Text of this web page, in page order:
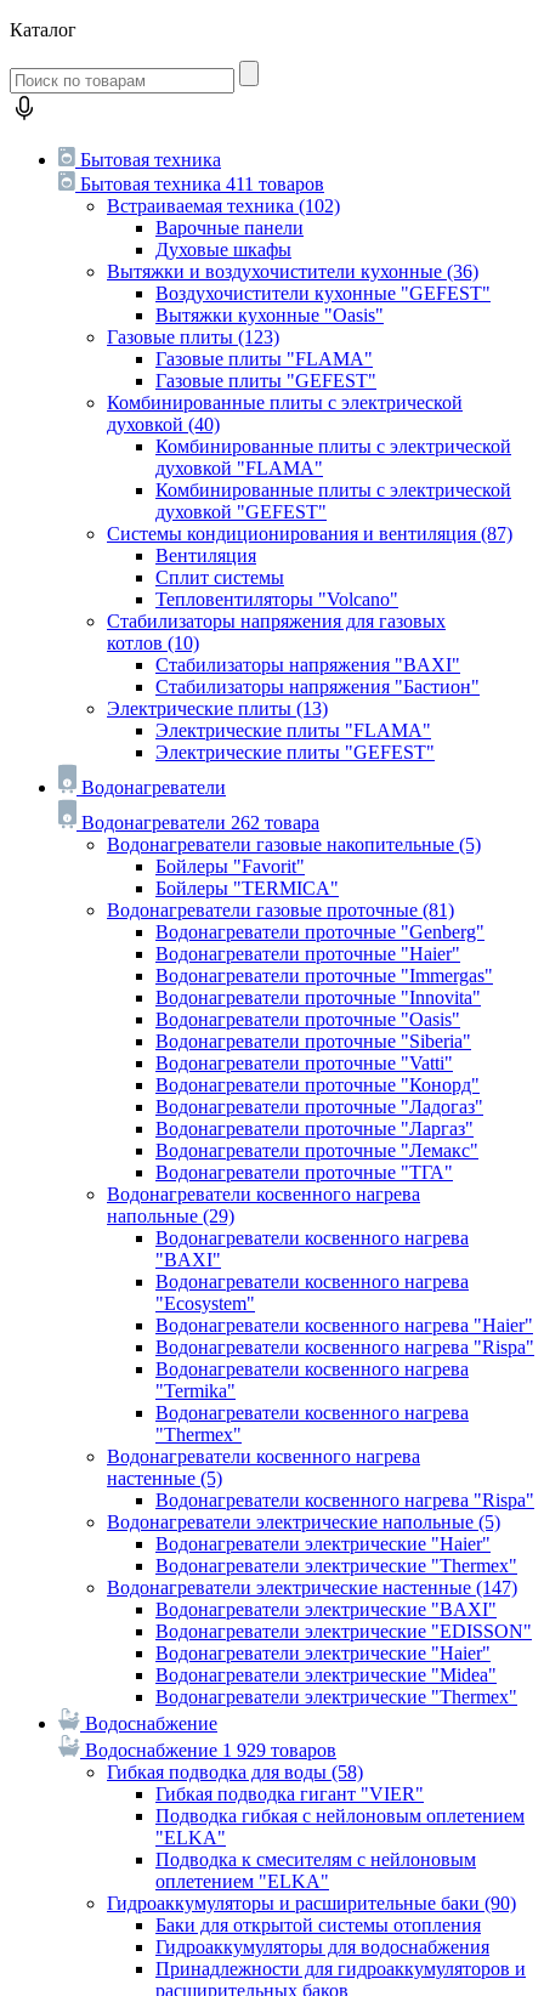
Каталог
Бытовая техника
Бытовая техника 411 товаров
Встраиваемая техника (102)
Варочные панели
Духовые шкафы
Вытяжки и воздухочистители кухонные (36)
Воздухочистители кухонные "GEFEST"
Вытяжки кухонные "Oasis"
Газовые плиты (123)
Газовые плиты "FLAMA"
Газовые плиты "GEFEST"
Комбинированные плиты с электрической
духовкой (40)
Комбинированные плиты с электрической
духовкой "FLAMA"
Комбинированные плиты с электрической
духовкой "GEFEST"
Системы кондиционирования и вентиляция (87)
Вентиляция
Сплит системы
Тепловентиляторы "Volcano"
Стабилизаторы напряжения для газовых
котлов (10)
Стабилизаторы напряжения "BAXI"
Стабилизаторы напряжения "Бастион"
Электрические плиты (13)
Электрические плиты "FLAMA"
Электрические плиты "GEFEST"
Водонагреватели
Водонагреватели 262 товара
Водонагреватели газовые накопительные (5)
Бойлеры "Favorit"
Бойлеры "TERMICA"
Водонагреватели газовые проточные (81)
Водонагреватели проточные "Genberg"
Водонагреватели проточные "Haier"
Водонагреватели проточные "Immergas"
Водонагреватели проточные "Innovita"
Водонагреватели проточные "Oasis"
Водонагреватели проточные "Siberia"
Водонагреватели проточные "Vatti"
Водонагреватели проточные "Конорд"
Водонагреватели проточные "Ладогаз"
Водонагреватели проточные "Ларгаз"
Водонагреватели проточные "Лемакс"
Водонагреватели проточные "ТГА"
Водонагреватели косвенного нагрева
напольные (29)
Водонагреватели косвенного нагрева
"BAXI"
Водонагреватели косвенного нагрева
"Ecosystem"
Водонагреватели косвенного нагрева "Haier"
Водонагреватели косвенного нагрева "Rispa"
Водонагреватели косвенного нагрева
"Termika"
Водонагреватели косвенного нагрева
"Thermex"
Водонагреватели косвенного нагрева
настенные (5)
Водонагреватели косвенного нагрева "Rispa"
Водонагреватели электрические напольные (5)
Водонагреватели электрические "Haier"
Водонагреватели электрические "Thermex"
Водонагреватели электрические настенные (147)
Водонагреватели электрические "BAXI"
Водонагреватели электрические "EDISSON"
Водонагреватели электрические "Haier"
Водонагреватели электрические "Midea"
Водонагреватели электрические "Thermex"
Водоснабжение
Водоснабжение 1 929 товаров
Гибкая подводка для воды (58)
Гибкая подводка гигант "VIER"
Подводка гибкая с нейлоновым оплетением
"ELKA"
Подводка к смесителям с нейлоновым
оплетением "ELKA"
Гидроаккумуляторы и расширительные баки (90)
Баки для открытой системы отопления
Гидроаккумуляторы для водоснабжения
Принадлежности для гидроаккумуляторов и
расширительных баков